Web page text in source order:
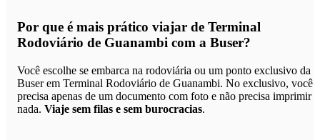
Por que é mais prático viajar de Terminal
Rodoviário de Guanambi com a Buser?
Você escolhe se embarca na rodoviária ou um ponto exclusivo da
Buser em Terminal Rodoviário de Guanambi. No exclusivo, você
precisa apenas de um documento com foto e não precisa imprimir
nada. Viaje sem filas e sem burocracias.